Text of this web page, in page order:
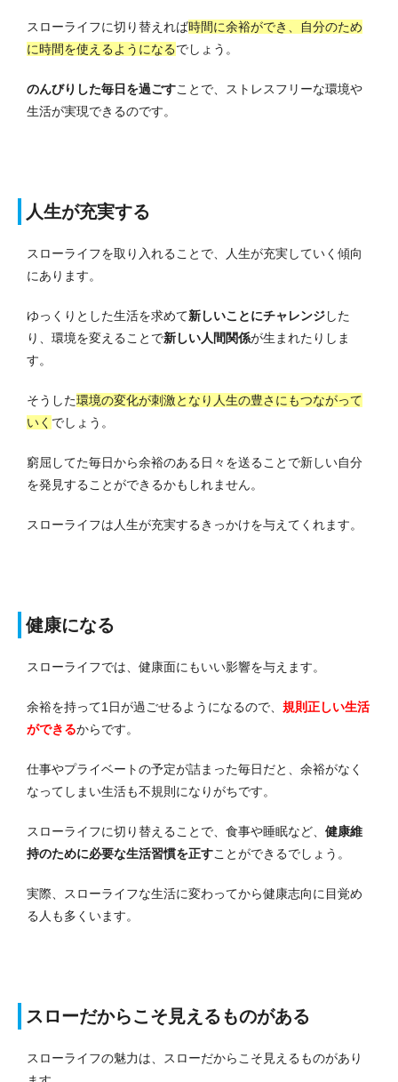
スローライフに切り替えれば時間に余裕ができ、自分のため
に時間を使えるようになるでしょう。
のんびりした毎日を過ごすことで、ストレスフリーな環境や
生活が実現できるのです。
人生が充実する
スローライフを取り入れることで、人生が充実していく傾向
にあります。
ゆっくりとした生活を求めて新しいことにチャレンジした
り、環境を変えることで新しい人間関係が生まれたりしま
す。
そうした環境の変化が刺激となり人生の豊さにもつながって
いく でしょう。
窮屈してた毎日から余裕のある日々を送ることで新しい自分
を発見することができるかもしれません。
スローライフは人生が充実するきっかけを与えてくれます。
健康になる
スローライフでは、健康面にもいい影響を与えます。
余裕を持って1日が過ごせるようになるので、 規則正しい生活
ができるからです。
仕事やプライベートの予定が詰まった毎日だと、余裕がなく
なってしまい生活も不規則になりがちです。
スローライフに切り替えることで、食事や睡眠など、 健康維
持のために必要な生活習慣を正すことができるでしょう。
実際、スローライフな生活に変わってから健康志向に目覚め
る人も多くいます。
スローだからこそ見えるものがある
スローライフの魅力は、スローだからこそ見えるものがあり